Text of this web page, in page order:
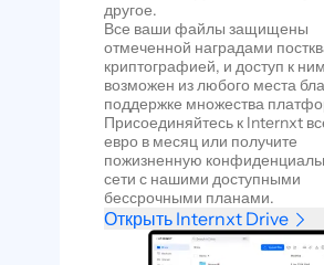
другое.
Все ваши файлы защищены
отмеченной наградами
криптографией, и доступ к ним
возможен из любого места
поддержке множества
Присоединяйтесь к Internxt
евро в месяц или получите
пожизненную
сети с нашими доступными
бессрочными планами.
Открыть Internxt Drive